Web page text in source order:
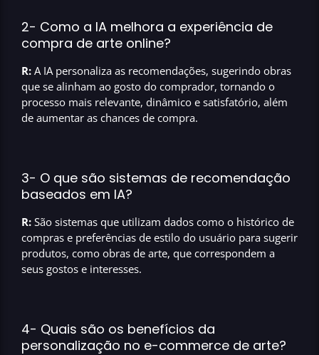
2- Como a IA melhora a experiência de
compra de arte online?
R: A IA personaliza as recomendações, sugerindo obras
que se alinham ao gosto do comprador, tornando o
processo mais relevante, dinâmico e satisfatório, além
de aumentar as chances de compra.
3- O que são sistemas de recomendação
baseados em IA?
R: São sistemas que utilizam dados como o histórico de
compras e preferências de estilo do usuário para sugerir
produtos, como obras de arte, que correspondem a
seus gostos e interesses.
4- Quais são os benefícios da
personalização no e-commerce de arte?